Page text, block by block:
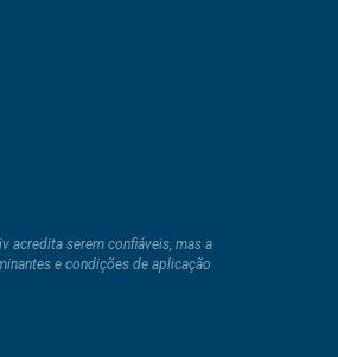
acredita serem confiáveis, mas a
e condições de aplicação